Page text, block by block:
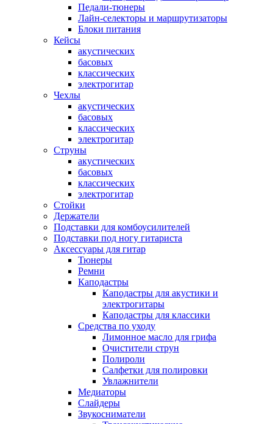
Педали-тюнеры
Лайн-селекторы и маршрутизаторы
Блоки питания
Кейсы
акустических
басовых
классических
электрогитар
Чехлы
акустических
басовых
классических
электрогитар
Струны
акустических
басовых
классических
электрогитар
Стойки
Держатели
Подставки для комбоусилителей
Подставки под ногу гитариста
Аксессуары для гитар
Тюнеры
Ремни
Каподастры
Каподастры для акустики и
электрогитары
Каподастры для классики
Средства по уходу
Лимонное масло для грифа
Очистители струн
Полироли
Салфетки для полировки
Увлажнители
Медиаторы
Слайдеры
Звукосниматели